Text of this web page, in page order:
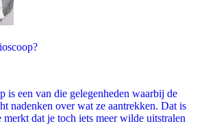
is een van die gelegenheden waarbij de
nadenken over wat ze aantrekken. Dat is
dat je toch iets meer wilde uitstralen